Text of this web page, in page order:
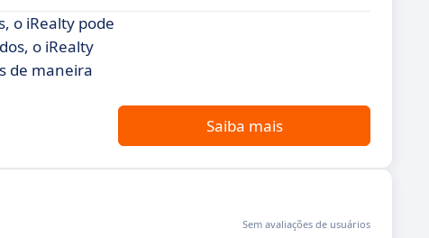
o iRealty pode
o iRealty
de maneira
Saiba mais
Sem avaliações de usuários